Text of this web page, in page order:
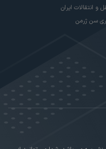
و انتقالات ایران
سن ژرمن